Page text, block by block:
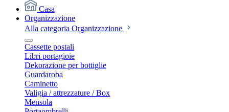
Casa
Organizzazione
Alla categoria Organizzazione
Cassette postali
Libri portagioie
Dekorazione per bottiglie
Guardaroba
Caminetto
Valigia / attrezzature / Box
Mensola